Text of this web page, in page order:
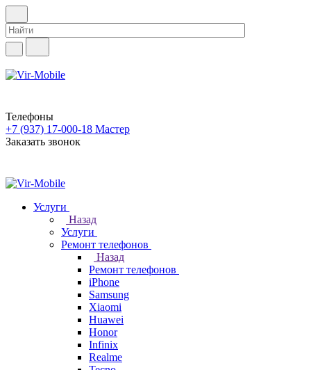
Телефоны
+7 (937) 17-000-18 Мастер
Заказать звонок
Услуги
Назад
Услуги
Ремонт телефонов
Назад
Ремонт телефонов
iPhone
Samsung
Xiaomi
Huawei
Honor
Infinix
Realme